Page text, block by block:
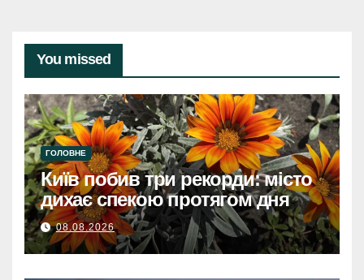
You missed
ГОЛОВНЕ
Київ побив три рекорди: місто
дихає спекою протягом дня
08.08.2026